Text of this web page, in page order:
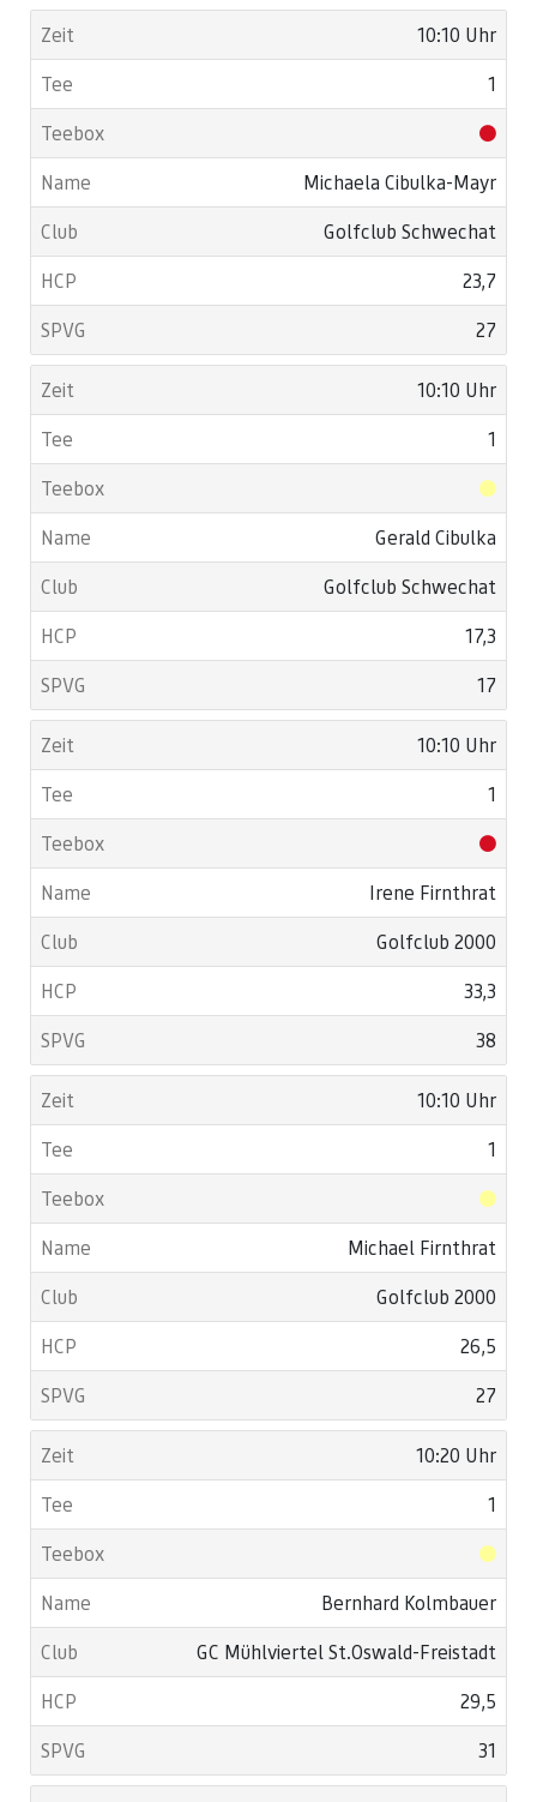
10:10 Uhr
1
Michaela Cibulka-Mayr
Golfclub Schwechat
23,7
27
10:10 Uhr
1
Gerald Cibulka
Golfclub Schwechat
17,3
17
10:10 Uhr
1
Irene Firnthrat
Golfclub 2000
33,3
38
10:10 Uhr
1
Michael Firnthrat
Golfclub 2000
26,5
27
10:20 Uhr
1
Bernhard Kolmbauer
GC Mühlviertel St.Oswald-Freistadt
29,5
31